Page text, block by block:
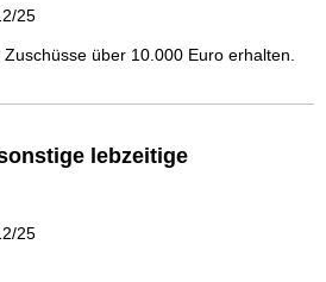
25
über 10.000 Euro erhalten.
lebzeitige
25